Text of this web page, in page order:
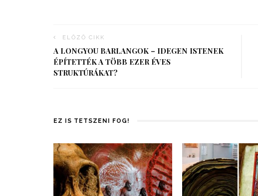
ELŐZŐ CIKK
A LONGYOU BARLANGOK – IDEGEN ISTENEK
ÉPÍTETTÉK A TÖBB EZER ÉVES
STRUKTÚRÁKAT?
EZ IS TETSZENI FOG!